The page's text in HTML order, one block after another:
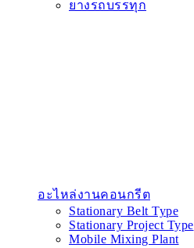
ยางรถบรรทุก
อะไหล่งานคอนกรีต
Stationary Belt Type
Stationary Project Type
Mobile Mixing Plant